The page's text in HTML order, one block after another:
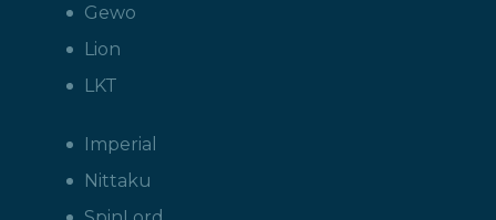
Gewo
Lion
LKT
Imperial
Nittaku